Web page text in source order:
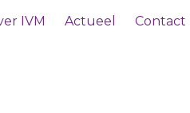
IVM Actueel Contact